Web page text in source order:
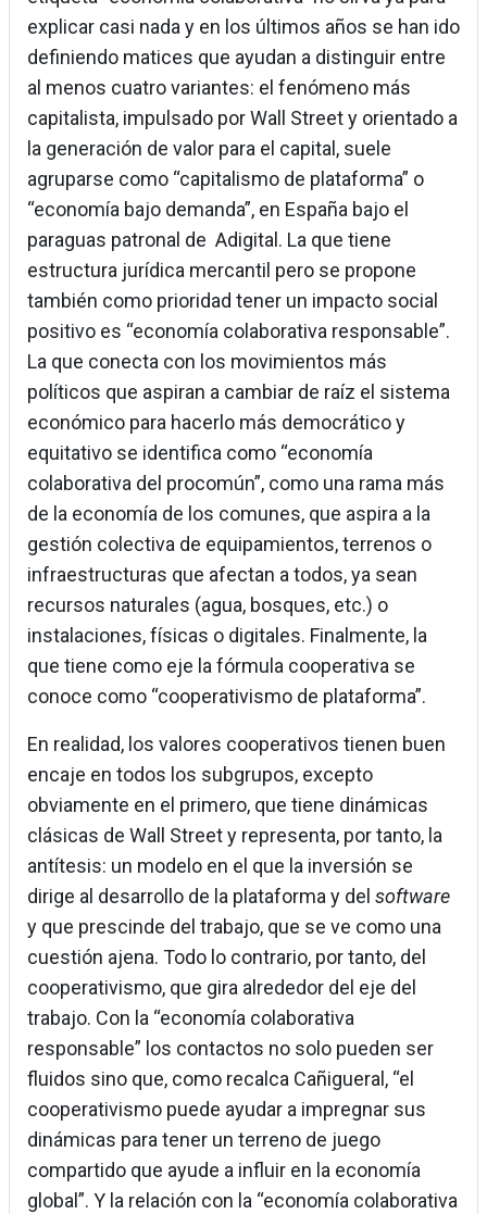
explicar casi nada y en los últimos años se han ido
definiendo matices que ayudan a distinguir entre
al menos cuatro variantes: el fenómeno más
capitalista, impulsado por Wall Street y orientado a
la generación de valor para el capital, suele
agruparse como “capitalismo de plataforma” o
“economía bajo demanda”, en España bajo el
paraguas patronal de Adigital. La que tiene
estructura jurídica mercantil pero se propone
también como prioridad tener un impacto social
positivo es “economía colaborativa responsable”.
La que conecta con los movimientos más
políticos que aspiran a cambiar de raíz el sistema
económico para hacerlo más democrático y
equitativo se identifica como “economía
colaborativa del procomún”, como una rama más
de la economía de los comunes, que aspira a la
gestión colectiva de equipamientos, terrenos o
infraestructuras que afectan a todos, ya sean
recursos naturales (agua, bosques, etc.) o
instalaciones, físicas o digitales. Finalmente, la
que tiene como eje la fórmula cooperativa se
conoce como “cooperativismo de plataforma”.
En realidad, los valores cooperativos tienen buen
encaje en todos los subgrupos, excepto
obviamente en el primero, que tiene dinámicas
clásicas de Wall Street y representa, por tanto, la
antítesis: un modelo en el que la inversión se
dirige al desarrollo de la plataforma y del software
y que prescinde del trabajo, que se ve como una
cuestión ajena. Todo lo contrario, por tanto, del
cooperativismo, que gira alrededor del eje del
trabajo. Con la “economía colaborativa
responsable” los contactos no solo pueden ser
fluidos sino que, como recalca Cañigueral, “el
cooperativismo puede ayudar a impregnar sus
dinámicas para tener un terreno de juego
compartido que ayude a influir en la economía
global”. Y la relación con la “economía colaborativa